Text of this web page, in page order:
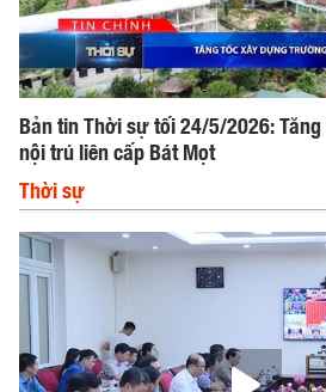
Bản tin Thời sự tối 24/5/2026:
nội trú liên cấp Bát Mọt
Thời sự